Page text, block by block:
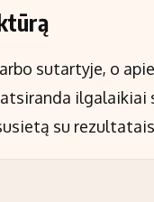
sutartyje, o
ilgalaikiai
su